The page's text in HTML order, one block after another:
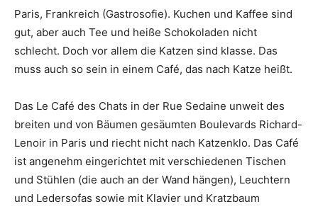
Paris, Frankreich (Gastrosofie). Kuchen und Kaffee sind
gut, aber auch Tee und heiße Schokoladen nicht
schlecht. Doch vor allem die Katzen sind klasse. Das
muss auch so sein in einem Café, das nach Katze heißt.
Das Le Café des Chats in der Rue Sedaine unweit des
breiten und von Bäumen gesäumten Boulevards Richard-
Lenoir in Paris und riecht nicht nach Katzenklo. Das Café
ist angenehm eingerichtet mit verschiedenen Tischen
und Stühlen (die auch an der Wand hängen), Leuchtern
und Ledersofas sowie mit Klavier und Kratzbaum